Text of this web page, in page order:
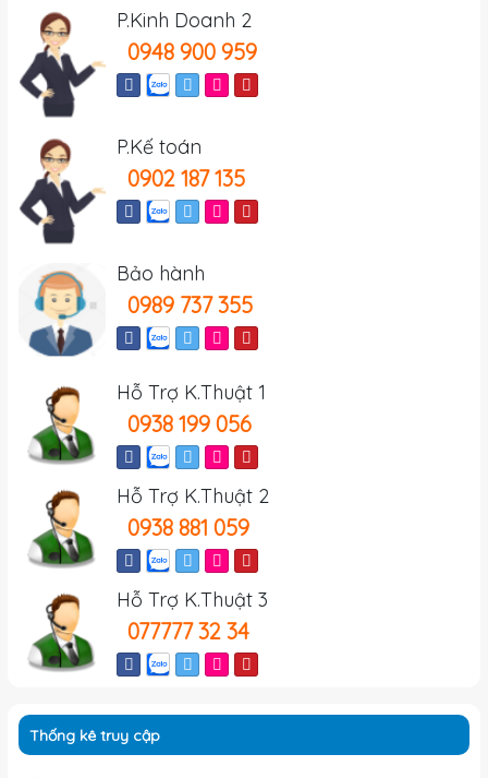
P.Kinh Doanh 2
0948 900 959
P.Kế toán
0902 187 135
Bảo hành
0989 737 355
Hỗ Trợ K.Thuật 1
0938 199 056
Hỗ Trợ K.Thuật 2
0938 881 059
Hỗ Trợ K.Thuật 3
077777 32 34
Thống kê truy cập